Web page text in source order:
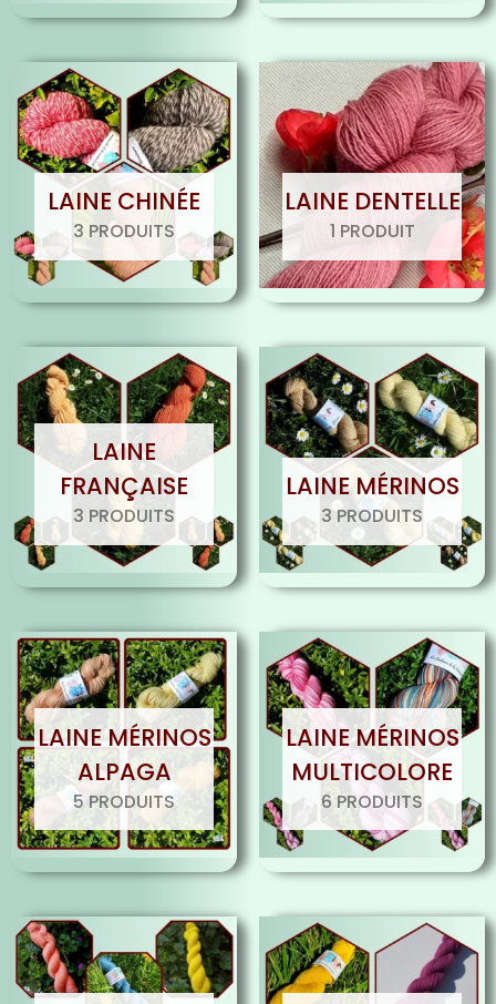
LAINE CHINÉE
3 PRODUITS
LAINE DENTELLE
1 PRODUIT
LAINE
FRANÇAISE
3 PRODUITS
LAINE MÉRINOS
3 PRODUITS
LAINE MÉRINOS
ALPAGA
5 PRODUITS
LAINE MÉRINOS
MULTICOLORE
6 PRODUITS